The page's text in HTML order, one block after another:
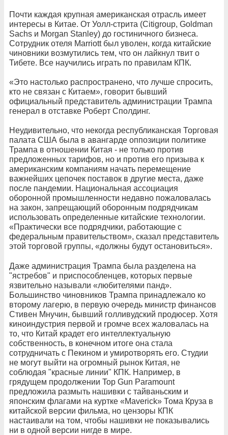
Почти каждая крупная американская отрасль имеет
интересы в Китае. От Уолл-стрита (Citigroup, Goldman
Sachs и Morgan Stanley) до гостиничного бизнеса.
Сотрудник отеля Marriott был уволен, когда китайские
чиновники возмутились тем, что он лайкнул твит о
Тибете. Все научились играть по правилам КПК.
«Это настолько распространено, что лучше спросить,
кто не связан с Китаем», говорит бывший
официальный представитель администрации Трампа
генерал в отставке Роберт Сполдинг.
Неудивительно, что некогда республиканская Торговая
палата США была в авангарде оппозиции политике
Трампа в отношении Китая - не только против
предложенных тарифов, но и против его призыва к
американским компаниям начать перемещение
важнейших цепочек поставок в другие места, даже
после пандемии. Национальная ассоциация
оборонной промышленности недавно пожаловалась
на закон, запрещающий оборонным подрядчикам
использовать определенные китайские технологии.
«Практически все подрядчики, работающие с
федеральным правительством», сказал представитель
этой торговой группы, «должны будут остановиться».
Даже администрация Трампа была разделена на
"ястребов" и приспособленцев, которых первые
язвительно называли «любителями панд».
Большинство чиновников Трампа принадлежало ко
второму лагерю, в первую очередь министр финансов
Стивен Мнучин, бывший голливудский продюсер. Хотя
киноиндустрия первой и громче всех жаловалась на
то, что Китай крадет его интеллектуальную
собственность, в конечном итоге она стала
сотрудничать с Пекином и умиротворять его. Студии
не могут выйти на огромный рынок Китая, не
соблюдая "красные линии" КПК. Например, в
грядущем продолжении Top Gun Paramount
предложила размыть нашивки с тайваньским и
японским флагами на куртке «Maverick» Тома Круза в
китайской версии фильма, но цензоры КПК
настаивали на том, чтобы нашивки не показывались
ни в одной версии нигде в мире.